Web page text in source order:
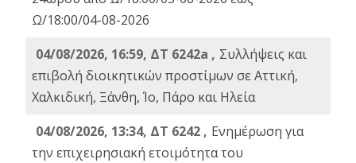
Ω/18:00/04-08-2026
04/08/2026, 16:59, ΔΤ 6242a , Συλλήψεις και
επιβολή διοικητικών προστίμων σε Αττική,
Χαλκιδική, Ξάνθη, Ίο, Πάρο και Ηλεία
04/08/2026, 13:34, ΔΤ 6242 , Ενημέρωση για
την επιχειρησιακή ετοιμότητα του